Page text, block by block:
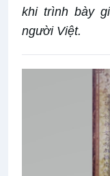
khi trình bày
người Việt.